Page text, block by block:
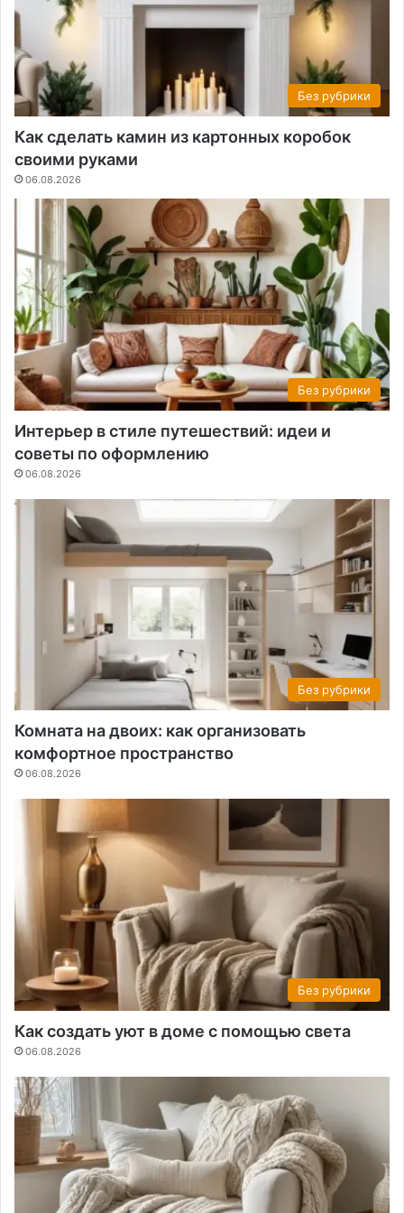
Без рубрики
Как сделать камин из картонных коробок
своими руками
06.08.2026
Без рубрики
Интерьер в стиле путешествий: идеи и
советы по оформлению
06.08.2026
Без рубрики
Комната на двоих: как организовать
комфортное пространство
06.08.2026
Без рубрики
Как создать уют в доме с помощью света
06.08.2026